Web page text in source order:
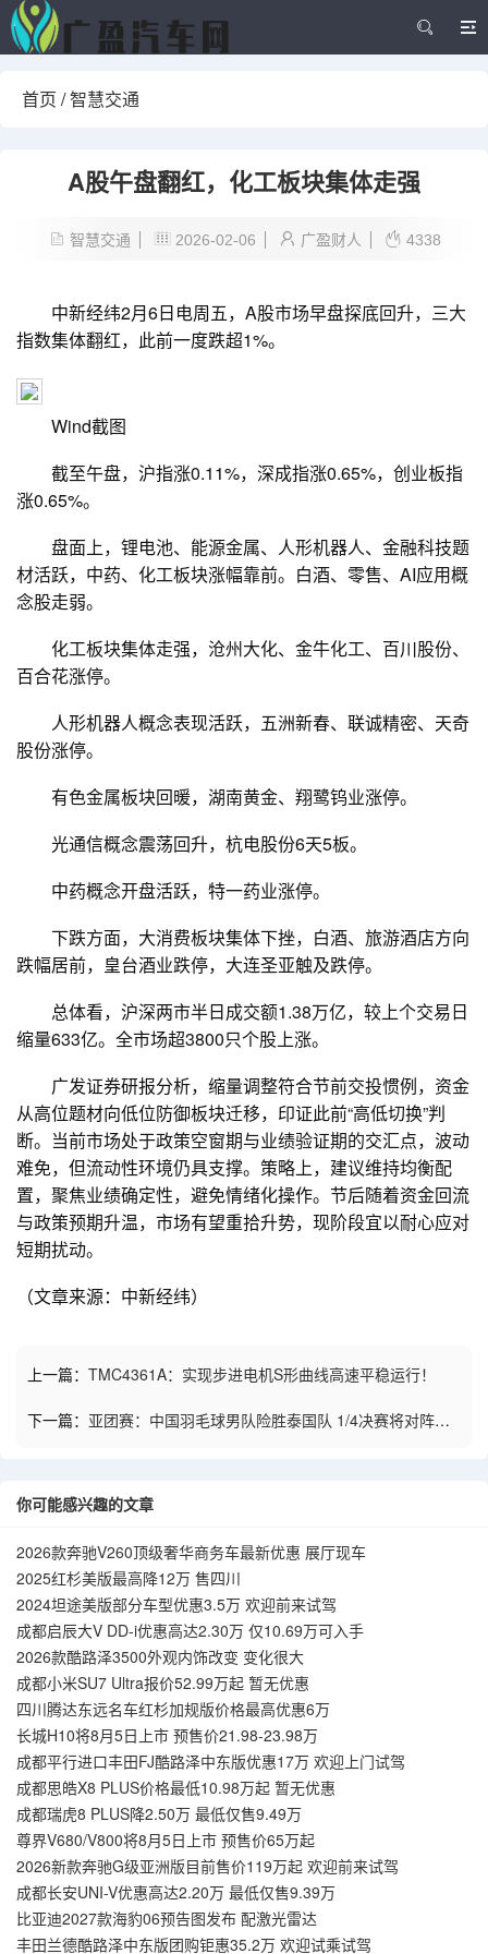
首页 /智慧交通
A股午盘翻红，化工板块集体走强
智慧交通 2026-02-06 广盈财人 4338
中新经纬2月6日电周五，A股市场早盘探底回升，三大
指数集体翻红，此前一度跌超1%。
Wind截图
截至午盘，沪指涨0.11%，深成指涨0.65%，创业板指
涨0.65%。
盘面上， 锂电池、 能源金属、人形机器人、金融科技题
材活跃， 中药、化工板块涨幅靠前。 白酒、零售、 AI应用概
念股走弱。
化工板块集体走强， 沧州大化、 金牛化工、 百川股份、
百合花涨停。
人形机器人概念表现活跃， 五洲新春、 联诚精密、 天奇
股份涨停。
有色金属板块回暖， 湖南黄金、 翔鹭钨业涨停。
光通信概念震荡回升， 杭电股份6天5板。
中药概念开盘活跃， 特一药业涨停。
下跌方面，大消费板块集体下挫， 白酒、 旅游酒店方向
跌幅居前， 皇台酒业跌停， 大连圣亚触及跌停。
总体看，沪深两市半日成交额1.38万亿，较上个交易日
缩量633亿。全市场超3800只个股上涨。
广发证券研报分析，缩量调整符合节前交投惯例，资金
从高位题材向低位防御板块迁移，印证此前“高低切换”判
断。当前市场处于政策空窗期与业绩验证期的交汇点，波动
难免，但流动性环境仍具支撑。策略上，建议维持均衡配
置，聚焦业绩确定性，避免情绪化操作。节后随着资金回流
与政策预期升温，市场有望重拾升势，现阶段宜以耐心应对
短期扰动。
（文章来源：中新经纬）
上一篇： TMC4361A：实现步进电机S形曲线高速平稳运行！
下一篇： 亚团赛：中国羽毛球男队险胜泰国队 1/4决赛将对阵中
你可能感兴趣的文章
2026款奔驰V260顶级奢华商务车最新优惠 展厅现车
2025红杉美版最高降12万 售四川
2024坦途美版部分车型优惠3.5万 欢迎前来试驾
成都启辰大V DD-i优惠高达2.30万 仅10.69万可入手
2026款酷路泽3500外观内饰改变 变化很大
成都小米SU7 Ultra报价52.99万起 暂无优惠
四川腾达东远名车红杉加规版价格最高优惠6万
长城H10将8月5日上市 预售价21.98-23.98万
成都平行进口丰田FJ酷路泽中东版优惠17万 欢迎上门试驾
成都思皓X8 PLUS价格最低10.98万起 暂无优惠
成都瑞虎8 PLUS降2.50万 最低仅售9.49万
尊界V680/V800将8月5日上市 预售价65万起
2026新款奔驰G级亚洲版目前售价119万起 欢迎前来试驾
成都长安UNI-V优惠高达2.20万 最低仅售9.39万
比亚迪2027款海豹06预告图发布 配激光雷达
丰田兰德酷路泽中东版团购钜惠35.2万 欢迎试乘试驾